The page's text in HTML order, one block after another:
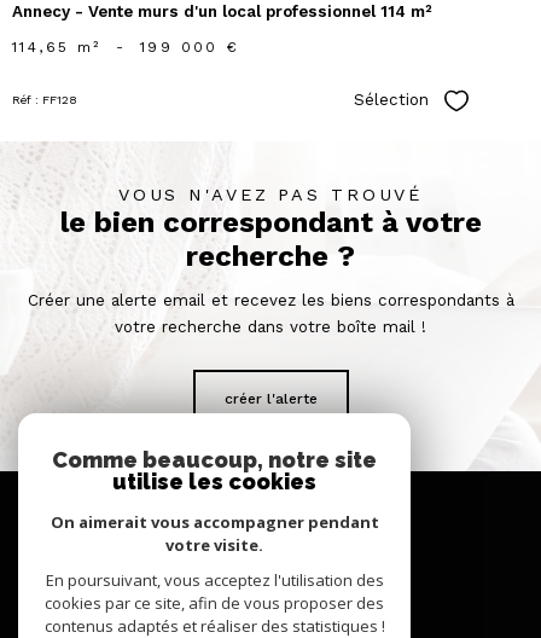
Annecy - Vente murs d'un local professionnel 114 m²
114,65 m² - 199 000 €
Réf : FF128 Sélection
VOUS N'AVEZ PAS TROUVÉ
le bien correspondant à votre
recherche ?
Créer une alerte email et recevez les biens correspondants à
votre recherche dans votre boîte mail !
créer l'alerte
se
connecter
espace propriétaire
nous
Comme beaucoup, notre site
utilise les cookies
On aimerait vous accompagner pendant
votre visite.
En poursuivant, vous acceptez l'utilisation des
cookies par ce site, afin de vous proposer des
contenus adaptés et réaliser des statistiques !